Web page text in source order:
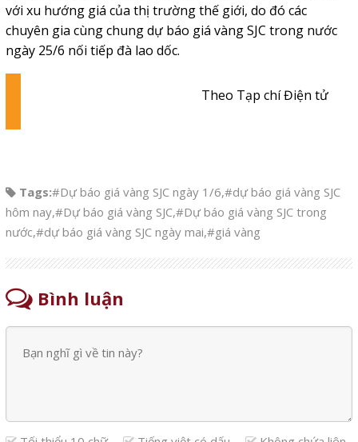
với xu hướng giá của thị trường thế giới, do đó các
chuyên gia cùng chung dự báo giá vàng SJC trong nước
ngày 25/6 nối tiếp đà lao dốc.
Theo Tạp chí Điện tử
Tags:#Dự báo giá vàng SJC ngày 1/6,#dự báo giá vàng SJC
hôm nay,#Dự báo giá vàng SJC,#Dự báo giá vàng SJC trong
nước,#dự báo giá vàng SJC ngày mai,#giá vàng
Bình luận